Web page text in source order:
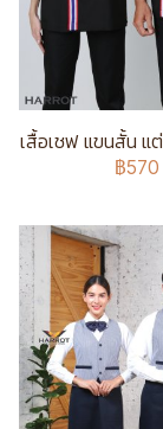
เสื้อเชฟ แขนสั้น แ
฿570